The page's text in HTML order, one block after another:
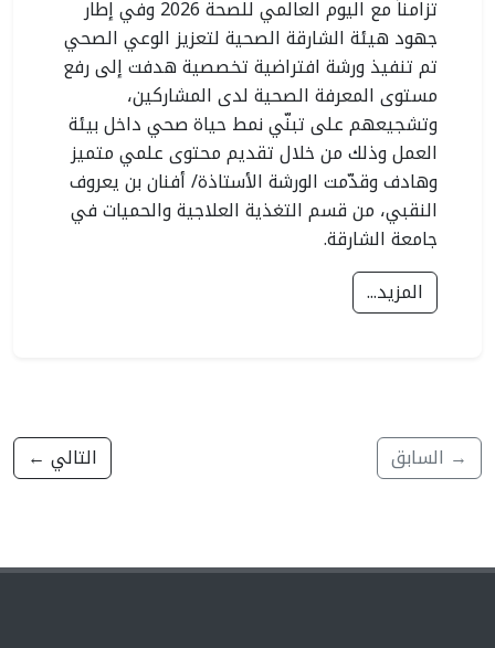
تزامناً مع اليوم العالمي للصحة 2026 وفي إطار
جهود هيئة الشارقة الصحية لتعزيز الوعي الصحي
تم تنفيذ ورشة افتراضية تخصصية هدفت إلى رفع
مستوى المعرفة الصحية لدى المشاركين،
وتشجيعهم على تبنّي نمط حياة صحي داخل بيئة
العمل وذلك من خلال تقديم محتوى علمي متميز
وهادف وقدّمت الورشة الأستاذة/ أفنان بن يعروف
النقبي، من قسم التغذية العلاجية والحميات في
جامعة الشارقة.
المزيد...
→ السابق التالي ←